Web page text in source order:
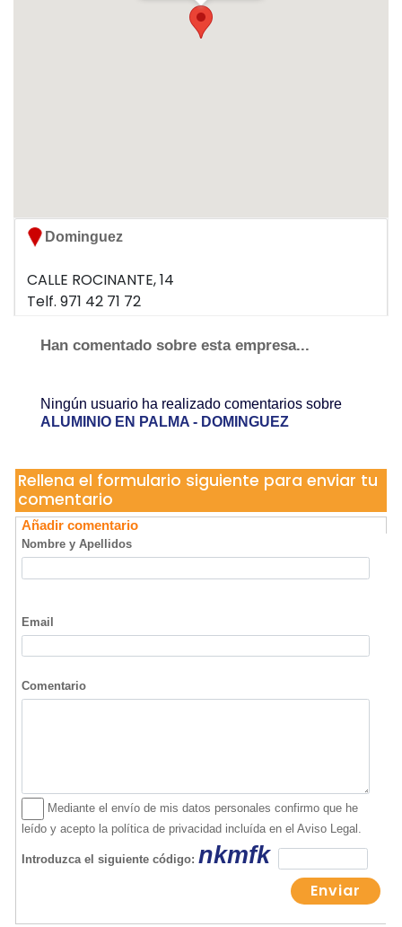
Dominguez
CALLE ROCINANTE, 14
Telf. 971 42 71 72
Han comentado sobre esta empresa...
Ningún usuario ha realizado comentarios sobre
ALUMINIO EN PALMA - DOMINGUEZ